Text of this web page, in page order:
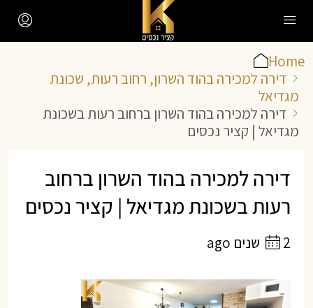
Home
דירה למכירה בהוד השרון, רחוב רעות, שכונת
מגדיאל
דירה למכירה בהוד השרון ברחוב רעות בשכונת
מגדיאל | קציר נכסים
דירה למכירה בהוד השרון ברחוב
רעות בשכונת מגדיאל | קציר נכסים
2 שנים ago